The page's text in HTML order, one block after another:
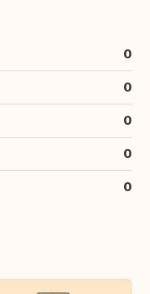
0
0
0
0
0